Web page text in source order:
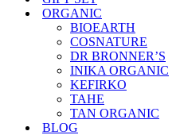
ORGANIC
BIOEARTH
COSNATURE
DR BRONNER’S
INIKA ORGANIC
KEFIRKO
TAHE
TAN ORGANIC
BLOG